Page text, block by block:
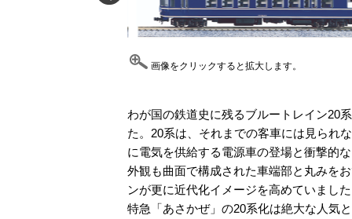
画像をクリックすると拡大します。
わが国の鉄道史に残るブルートレイン20
た。20系は、それまでの客車には見られ
に電気を供給する電源車の登場と衝撃的
外観も曲面で構成された車端部と丸みを
ンが更に近代化イメージを高めていまし
特急「あさかぜ」の20系化は絶大な人気